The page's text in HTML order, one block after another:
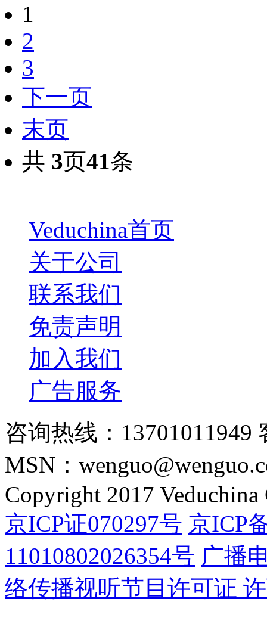
1
2
3
下一页
末页
共 3页41条
Veduchina首页
关于公司
联系我们
免责声明
加入我们
广告服务
咨询热线：13701011949
MSN：
Copyright 2017
京ICP证070297号 京ICP
11010802026354号 广播
络传播视听节目许可证